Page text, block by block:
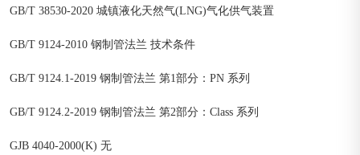
GB/T 38530-2020 城镇液化天然气(LNG)气化供气装置
GB/T 9124-2010 钢制管法兰 技术条件
GB/T 9124.1-2019 钢制管法兰 第1部分：PN 系列
GB/T 9124.2-2019 钢制管法兰 第2部分：Class 系列
GJB 4040-2000(K) 无